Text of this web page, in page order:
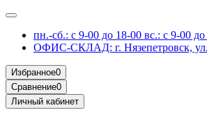
пн.-сб.: с 9-00 до 18-00 вс.: с 9-00
ОФИС-СКЛАД: г. Нязепетровск, ул.
Избранное0
Сравнение0
Личный кабинет